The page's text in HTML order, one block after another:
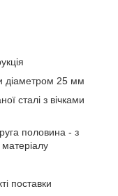
діаметром 25 мм
сталі з вічками
половина - з
поставки